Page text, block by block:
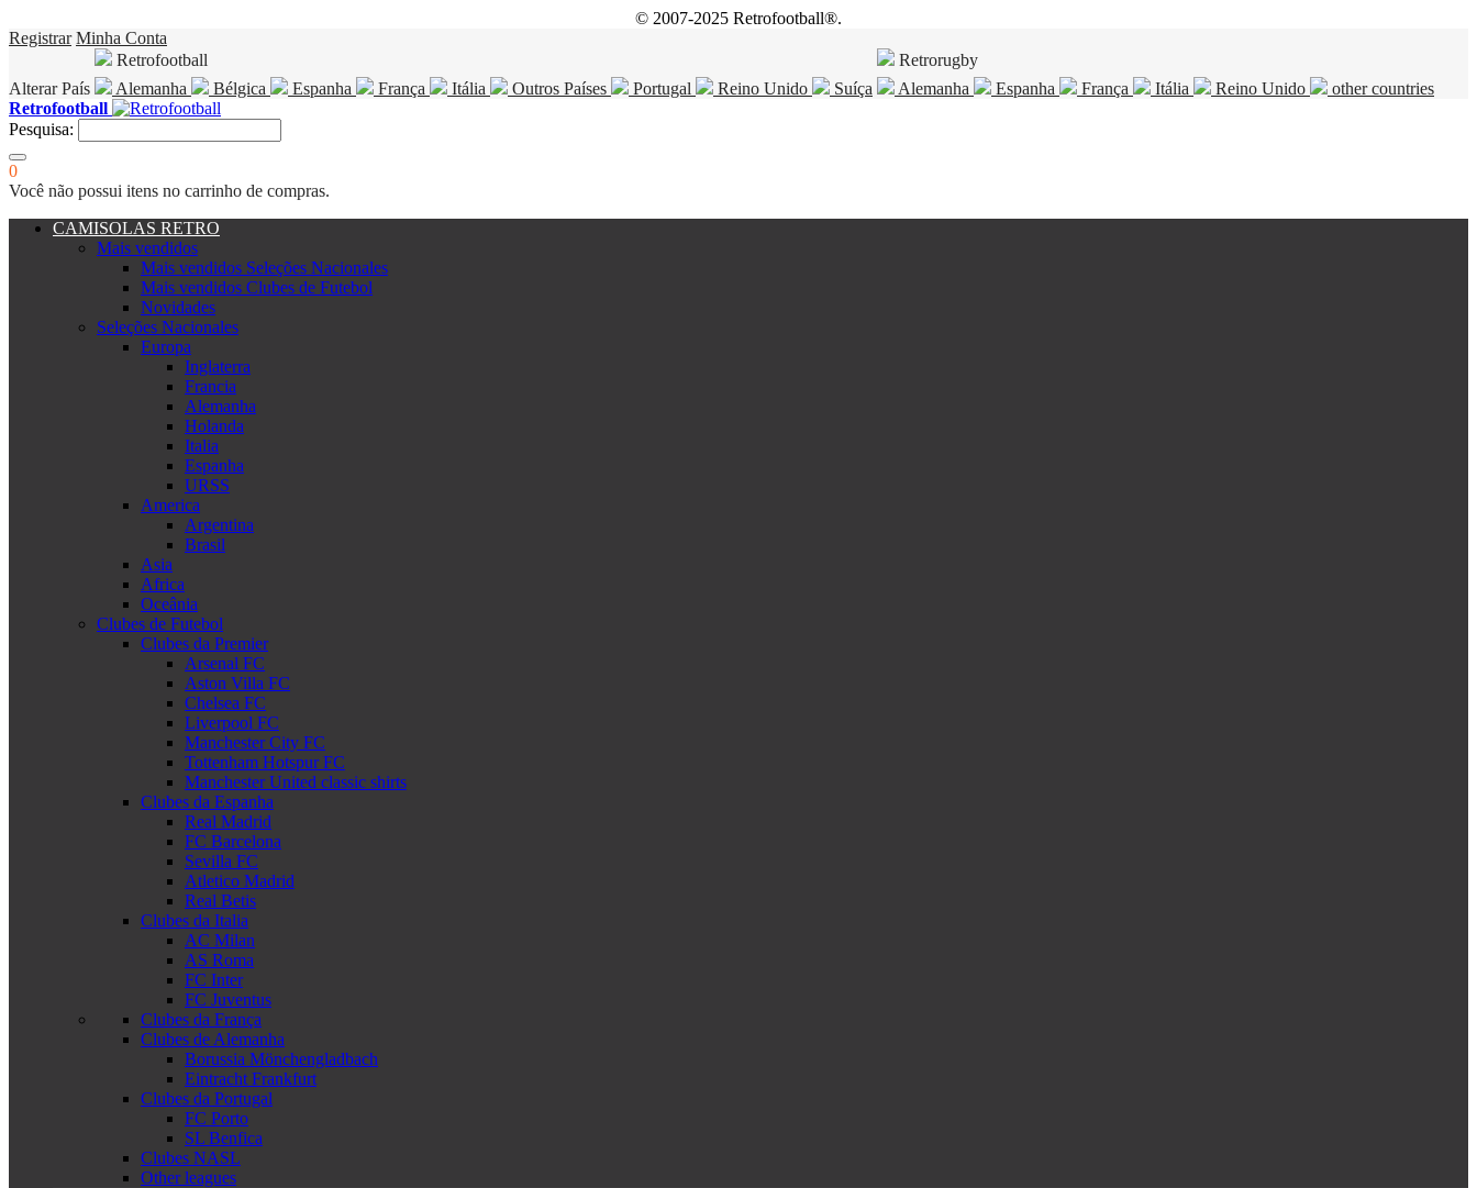
© 2007-2025 Retrofootball®.
Registrar Minha Conta
Alterar País
Retrofootball
Alemanha
Bélgica Espanha França Itália Outros Países Portugal Reino Unido Suíça
Retrorugby
Alemanha
Espanha França Itália Reino Unido
other countries
Retrofootball
Pesquisa:
0
Você não possui itens no carrinho de compras.
CAMISOLAS RETRO
Mais vendidos
Mais vendidos Seleções Nacionales
Mais vendidos Clubes de Futebol
Novidades
Seleções Nacionales
Europa
Inglaterra
Francia
Alemanha
Holanda
Italia
Espanha
URSS
America
Argentina
Brasil
Asia
Africa
Oceânia
Clubes de Futebol
Clubes da Premier
Arsenal FC
Aston Villa FC
Chelsea FC
Liverpool FC
Manchester City FC
Tottenham Hotspur FC
Manchester United classic shirts
Clubes da Espanha
Real Madrid
FC Barcelona
Sevilla FC
Atletico Madrid
Real Betis
Clubes da Italia
AC Milan
AS Roma
FC Inter
FC Juventus
Clubes da França
Clubes de Alemanha
Borussia Mönchengladbach
Eintracht Frankfurt
Clubes da Portugal
FC Porto
SL Benfica
Clubes NASL
Other leagues